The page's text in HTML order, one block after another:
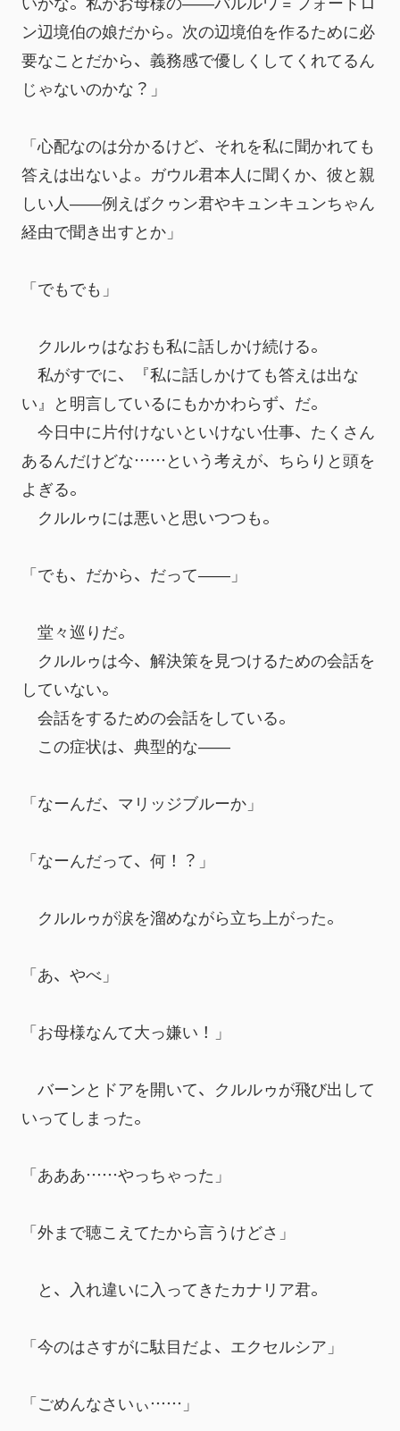
ン辺境伯の娘だから。次の辺境伯を作るために必
要なことだから、義務感で優しくしてくれてるん
じゃないのかな？」
「心配なのは分かるけど、それを私に聞かれても
答えは出ないよ。ガウル君本人に聞くか、彼と親
しい人――例えばクゥン君やキュンキュンちゃん
経由で聞き出すとか」
「でもでも」
クルルゥはなおも私に話しかけ続ける。
私がすでに、『私に話しかけても答えは出な
い』と明言しているにもかかわらず、だ。
今日中に片付けないといけない仕事、たくさん
あるんだけどな……という考えが、ちらりと頭を
よぎる。
クルルゥには悪いと思いつつも。
「でも、だから、だって――」
堂々巡りだ。
クルルゥは今、解決策を見つけるための会話を
していない。
会話をするための会話をしている。
この症状は、典型的な――
「なーんだ、マリッジブルーか」
「なーんだって、何！？」
クルルゥが涙を溜めながら立ち上がった。
「あ、やべ」
「お母様なんて大っ嫌い！」
バーンとドアを開いて、クルルゥが飛び出して
いってしまった。
「あああ……やっちゃった」
「外まで聴こえてたから言うけどさ」
と、入れ違いに入ってきたカナリア君。
「今のはさすがに駄目だよ、エクセルシア」
「ごめんなさいぃ……」